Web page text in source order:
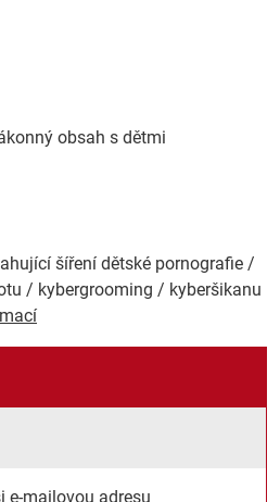
obsah s dětmi
šíření dětské pornografie /
/ kybergrooming / kyberšikanu
e-mailovou adresu